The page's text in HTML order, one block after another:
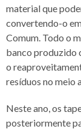
material que
convertendo-o
Comum. Todo o
banco produzido
o
resíduos no meio
Neste ano, os
posteriormente